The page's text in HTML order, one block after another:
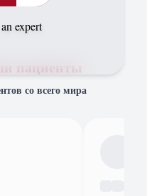
пациенты
со всего мира